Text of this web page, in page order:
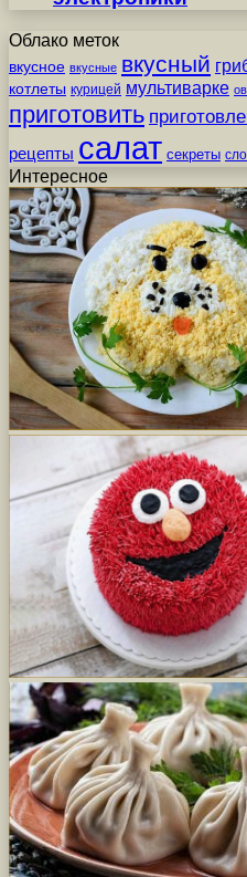
Облако меток
вкусное вкусные вкусный
котлеты курицей мультиварке
приготовить
рецепты салат секреты
Интересное